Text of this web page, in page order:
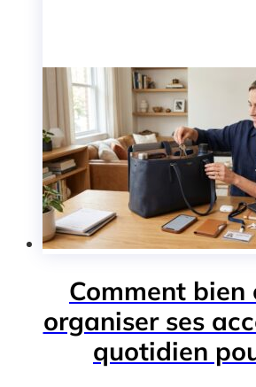
Comment bien
organiser ses
quotidien